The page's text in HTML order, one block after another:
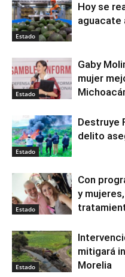
Estado
Hoy se
aguacate
Estado
Gaby
mujer
Estado
Destruye
delito
Estado
Con
y
Estado
mitigará
Morelia